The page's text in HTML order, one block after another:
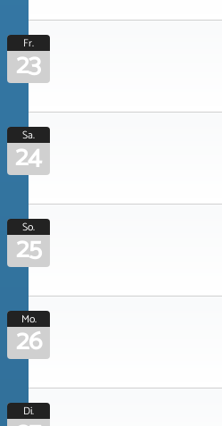
Fr.
23
Sa.
24
So.
25
Mo.
26
Di.